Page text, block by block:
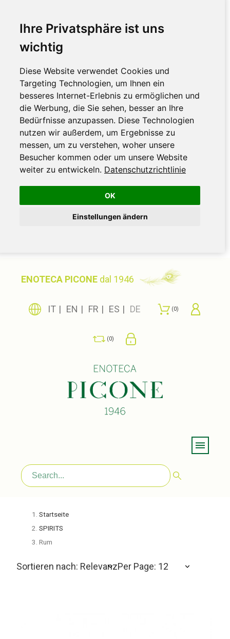
Ihre Privatsphäre ist uns
wichtig
Diese Website verwendet Cookies und
Targeting Technologien, um Ihnen ein
besseres Internet-Erlebnis zu ermöglichen und
die Werbung, die Sie sehen, besser an Ihre
Bedürfnisse anzupassen. Diese Technologien
nutzen wir außerdem, um Ergebnisse zu
messen, um zu verstehen, woher unsere
Besucher kommen oder um unsere Website
weiter zu entwickeln. Datenschutzrichtlinie
OK
Einstellungen ändern
ENOTECA PICONE dal 1946
IT EN FR ES DE 0
0
Startseite
SPIRITS
Rum
Sortieren nach: RelevanzPer Page: 12